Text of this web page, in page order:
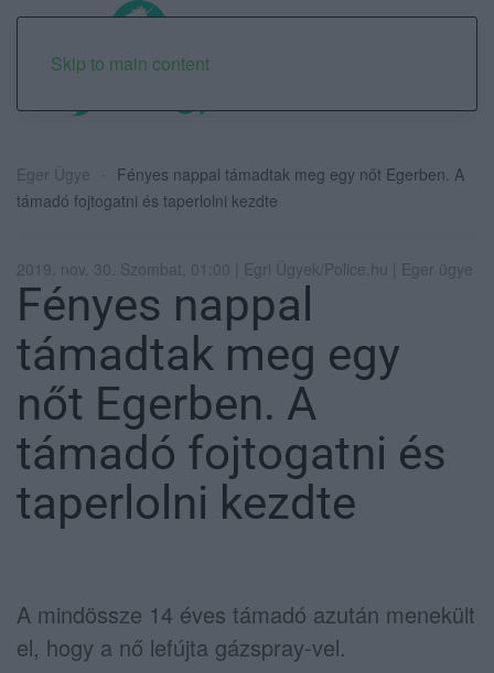
Skip to main content
Eger Ügye
Fényes nappal támadtak meg egy nőt Egerben. A
támadó fojtogatni és taperlolni kezdte
2019. nov. 30. Szombat, 01:00 | Egri Ügyek/Police.hu | Eger ügye
Fényes nappal
támadtak meg egy
nőt Egerben. A
támadó fojtogatni és
taperlolni kezdte
A mindössze 14 éves támadó azután menekült
el, hogy a nő lefújta gázspray-vel.